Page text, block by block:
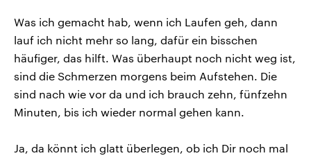
Was ich gemacht hab, wenn ich Laufen geh, dann
lauf ich nicht mehr so lang, dafür ein bisschen
häufiger, das hilft. Was überhaupt noch nicht weg ist,
sind die Schmerzen morgens beim Aufstehen. Die
sind nach wie vor da und ich brauch zehn, fünfzehn
Minuten, bis ich wieder normal gehen kann.
Ja, da könnt ich glatt überlegen, ob ich Dir noch mal